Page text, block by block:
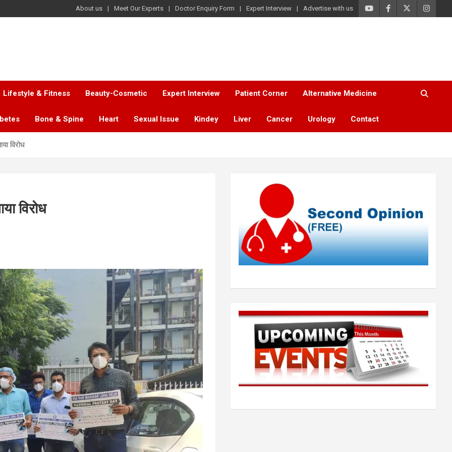
About us Meet Our Experts Doctor Enquiry Form Expert Interview Advertise with us
Lifestyle & Fitness Beauty-Cosmetic Expert Interview Patient Corner Alternative Medicine
Bone & Spine Heart Sexual Issue Kindey Liver Cancer Urology Contact
विरोध
विरोध